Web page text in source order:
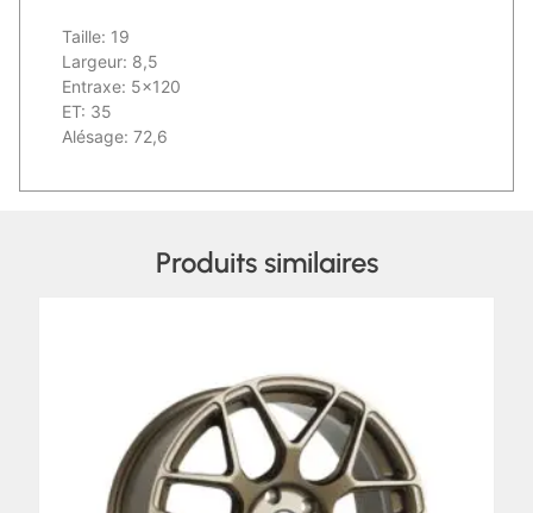
Taille: 19
Largeur: 8,5
Entraxe: 5×120
ET: 35
Alésage: 72,6
Produits similaires